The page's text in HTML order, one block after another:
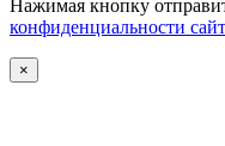
Нажимая кнопку
конфиденциальности
×